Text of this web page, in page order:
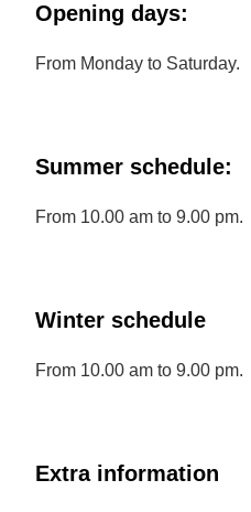
Opening days:
From Monday to Saturday.
Summer schedule:
From 10.00 am to 9.00 pm.
Winter schedule
From 10.00 am to 9.00 pm.
Extra information